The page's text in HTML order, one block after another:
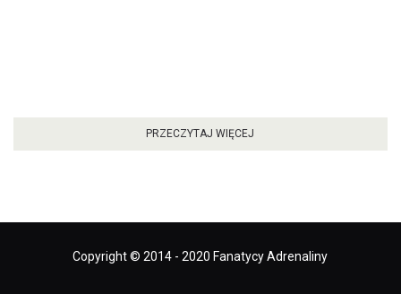
PRZECZYTAJ WIĘCEJ
Copyright © 2014 - 2020 Fanatycy Adrenaliny